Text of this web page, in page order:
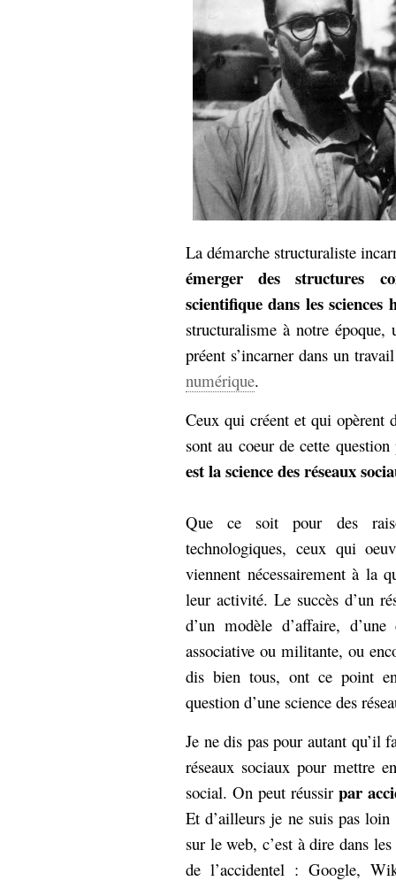
La démarche structuraliste
émerger des structures
scientifique dans les sciences
structuralisme à notre époque,
préent s’incarner dans un
numérique.
Ceux qui créent et qui opèrent
sont au coeur de cette
est la science des réseaux
Que ce soit pour des
technologiques, ceux qui
viennent nécessairement à la
leur activité. Le succès d’un
d’un modèle d’affaire, d’une
associative ou militante, ou
dis bien tous, ont ce point
question d’une science des
Je ne dis pas pour autant qu’il
réseaux sociaux pour mettre
social. On peut réussir par
Et d’ailleurs je ne suis pas loin
sur le web, c’est à dire dans les
de l’accidentel : Google,